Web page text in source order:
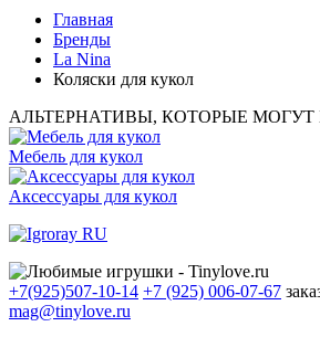
Главная
Бренды
La Nina
Коляски для кукол
АЛЬТЕРНАТИВЫ, КОТОРЫЕ
Мебель для кукол
Аксессуары для кукол
+7(925)507-10-14 +7 (925) 006-07-67
mag@tinylove.ru